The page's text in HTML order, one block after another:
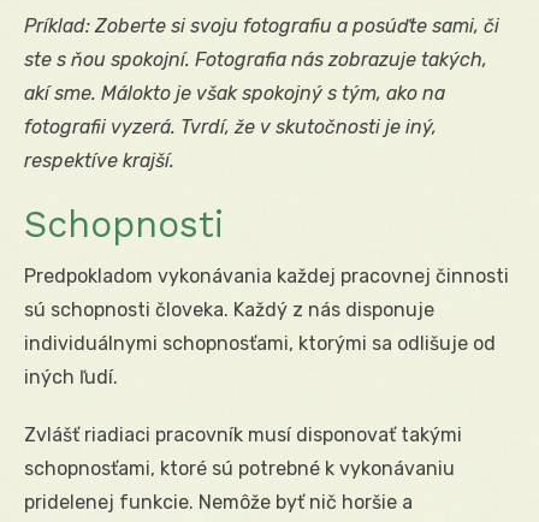
Príklad: Zoberte si svoju fotografiu a posúďte sami, či
ste s ňou spokojní. Fotografia nás zobrazuje takých,
akí sme. Málokto je však spokojný s tým, ako na
fotografii vyzerá. Tvrdí, že v skutočnosti je iný,
respektíve krajší.
Schopnosti
Predpokladom vykonávania každej pracovnej činnosti
sú schopnosti človeka. Každý z nás disponuje
individuálnymi schopnosťami, ktorými sa odlišuje od
iných ľudí.
Zvlášť riadiaci pracovník musí disponovať takými
schopnosťami, ktoré sú potrebné k vykonávaniu
pridelenej funkcie. Nemôže byť nič horšie a